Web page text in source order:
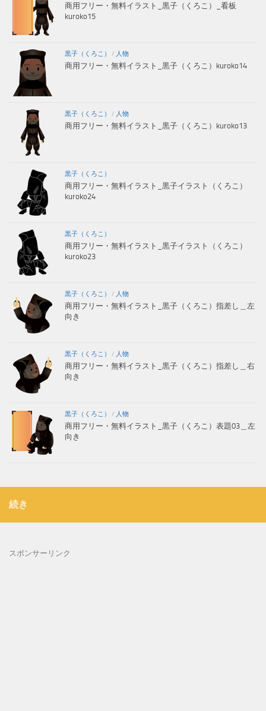
商用フリー・無料イラスト_黒子（くろこ）_看板
kuroko15
黒子（くろこ） / 人物
商用フリー・無料イラスト_黒子（くろこ）kuroko14
黒子（くろこ） / 人物
商用フリー・無料イラスト_黒子（くろこ）kuroko13
黒子（くろこ）
商用フリー・無料イラスト_黒子イラスト（くろこ）
kuroko24
黒子（くろこ）
商用フリー・無料イラスト_黒子イラスト（くろこ）
kuroko23
黒子（くろこ） / 人物
商用フリー・無料イラスト_黒子（くろこ）指差し＿左
向き
黒子（くろこ） / 人物
商用フリー・無料イラスト_黒子（くろこ）指差し＿右
向き
黒子（くろこ） / 人物
商用フリー・無料イラスト_黒子（くろこ）表題03＿左
向き
続き
スポンサーリンク